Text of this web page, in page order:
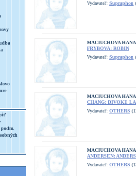
Vydavateľ: Supraphon
MACIUCHOVA HANA
FRYBOVA: ROBIN
Vydavateľ: Supraphon
MACIUCHOVA HANA
CHANG: DIVOKE
Vydavateľ: OTHERS
MACIUCHOVA
ANDERSEN:
Vydavateľ: OTHERS